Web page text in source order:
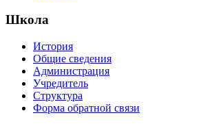
Школа
История
Общие сведения
Администрация
Учредитель
Структура
Форма обратной связи